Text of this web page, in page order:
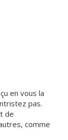
en vous la
pas.
de
comme